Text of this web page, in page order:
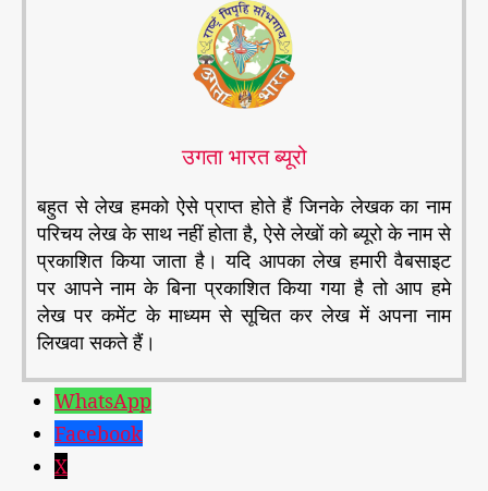
उगता भारत ब्यूरो
बहुत से लेख हमको ऐसे प्राप्त होते हैं जिनके लेखक का नाम
परिचय लेख के साथ नहीं होता है, ऐसे लेखों को ब्यूरो के नाम से
प्रकाशित किया जाता है। यदि आपका लेख हमारी वैबसाइट
पर आपने नाम के बिना प्रकाशित किया गया है तो आप हमे
लेख पर कमेंट के माध्यम से सूचित कर लेख में अपना नाम
लिखवा सकते हैं।
WhatsApp
Facebook
X